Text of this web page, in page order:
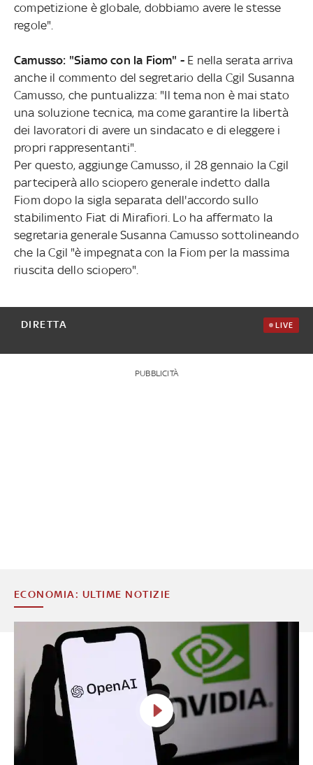
competizione è globale, dobbiamo avere le stesse
regole".
Camusso: "Siamo con la Fiom" - E nella serata arriva
anche il commento del segretario della Cgil Susanna
Camusso, che puntualizza: "Il tema non è mai stato
una soluzione tecnica, ma come garantire la libertà
dei lavoratori di avere un sindacato e di eleggere i
propri rappresentanti".
Per questo, aggiunge Camusso, il 28 gennaio la Cgil
parteciperà allo sciopero generale indetto dalla
Fiom dopo la sigla separata dell'accordo sullo
stabilimento Fiat di Mirafiori. Lo ha affermato la
segretaria generale Susanna Camusso sottolineando
che la Cgil "è impegnata con la Fiom per la massima
riuscita dello sciopero".
DIRETTA LIVE
PUBBLICITÀ
ECONOMIA: ULTIME NOTIZIE